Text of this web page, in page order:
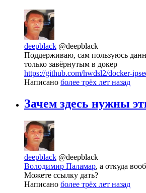
deepblack @deepblack
Поддерживаю, сам пользуюсь
только завёрнутым в докер
https://github.com/hwdsl2/docker-
Написано более трёх лет назад
Зачем здесь нужны
deepblack @deepblack
Володимир Паламар, а откуда
Можете ссылку дать?
Написано более трёх лет назад